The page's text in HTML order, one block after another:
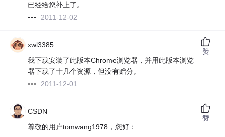
已经给您补上了。
2011-12-02
xwl3385
我下载安装了此版本Chrome浏览器，并用此版本浏览
器下载了十几个资源，但没有赠分。
2011-12-01
赞
CSDN
尊敬的用户tomwang1978，您好：
赞